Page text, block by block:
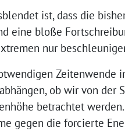
ist, dass die
eine bloße
nur
Zeitenwende
ob wir von der
betrachtet
gegen die forcierte